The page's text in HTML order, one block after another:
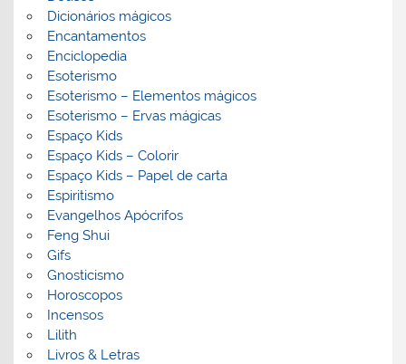
Dicionários mágicos
Encantamentos
Enciclopedia
Esoterismo
Esoterismo – Elementos mágicos
Esoterismo – Ervas mágicas
Espaço Kids
Espaço Kids – Colorir
Espaço Kids – Papel de carta
Espiritismo
Evangelhos Apócrifos
Feng Shui
Gifs
Gnosticismo
Horoscopos
Incensos
Lilith
Livros & Letras